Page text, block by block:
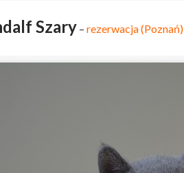
Szary – rezerwacja (Poznań)